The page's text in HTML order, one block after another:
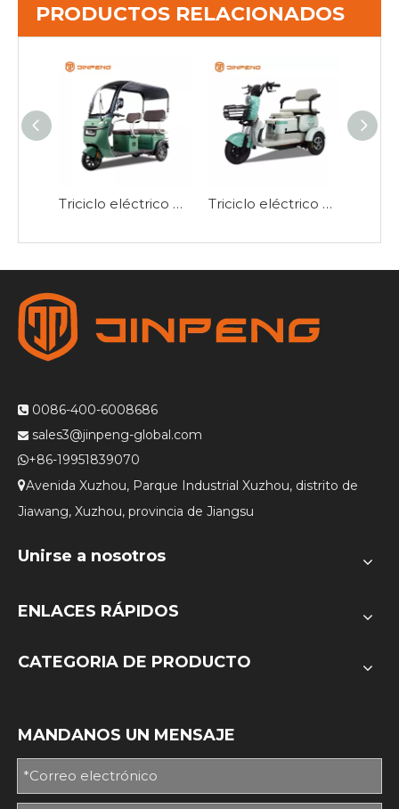
PRODUCTOS RELACIONADOS
Triciclo eléctrico de ocio con techo-ZHG Triciclo eléctrico de movilidad de tres ruedas-V3
 0086-400-6008686
 sales3@jinpeng-global.com
+86-19951839070
Avenida Xuzhou, Parque Industrial Xuzhou, distrito de
Jiawang, Xuzhou, provincia de Jiangsu
Unirse a nosotros
ENLACES RÁPIDOS
CATEGORIA DE PRODUCTO
MANDANOS UN MENSAJE